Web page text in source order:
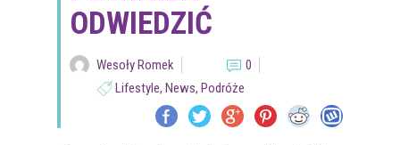
ODWIEDZIĆ
Wesoły Romek
0
Lifestyle, News, Podróże